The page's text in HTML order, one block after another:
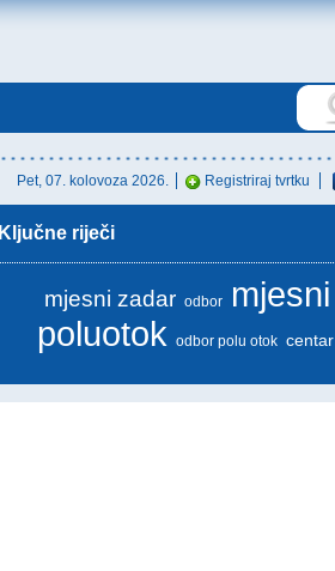
Pet, 07. kolovoza 2026. Registriraj tvrtku
Ključne riječi
mjesni zadar odbor
mjesni
poluotok odbor polu otok centar